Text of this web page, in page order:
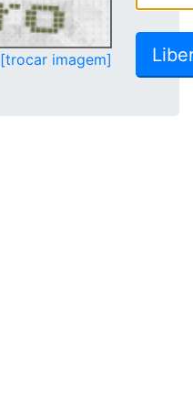
[trocar imagem]